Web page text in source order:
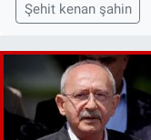
Şehit kenan şahin